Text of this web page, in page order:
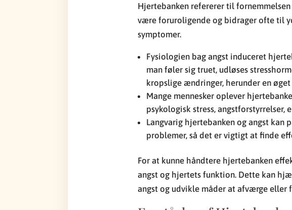
Hjertebanken refererer til
være foruroligende og bidrager ofte til
symptomer.
Fysiologien bag angst induceret
man føler sig truet, udløses
kropslige ændringer, herunder en
Mange mennesker oplever
psykologisk stress,
Langvarig hjertebanken og angst
problemer, så det er vigtigt at finde
For at kunne håndtere hjertebanken
angst og hjertets funktion. Dette kan
angst og udvikle måder at afværge eller